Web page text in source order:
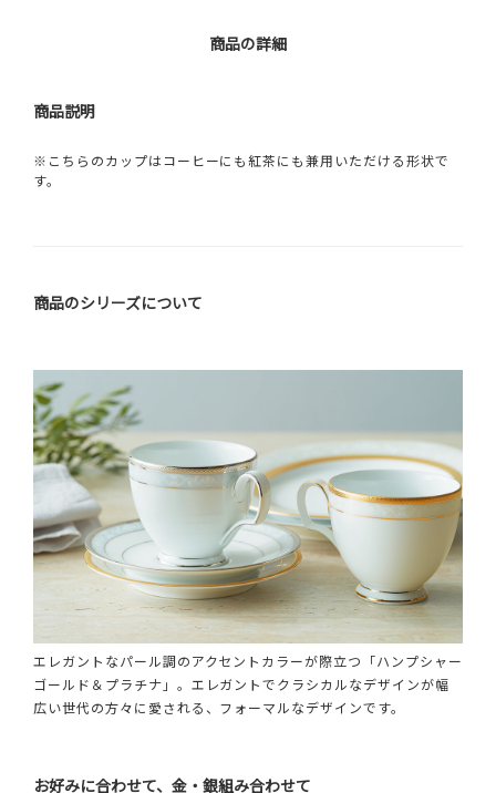
商品の詳細
商品説明
※こちらのカップはコーヒーにも紅茶にも兼用いただける形状で
す。
商品のシリーズについて
エレガントなパール調のアクセントカラーが際立つ「ハンプシャー
ゴールド＆プラチナ」。エレガントでクラシカルなデザインが幅
広い世代の方々に愛される、フォーマルなデザインです。
お好みに合わせて、金・銀組み合わせて